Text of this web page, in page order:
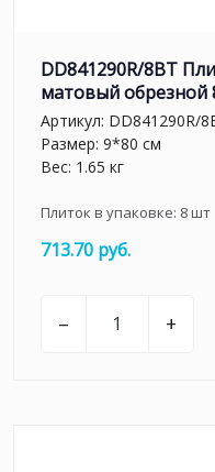
DD841290R/8BT
матовый обрезной
Артикул: DD841290R/
Размер: 9*80 см
Вес: 1.65 кг
Плиток в упаковке: 8шт
713.70 руб.
– +